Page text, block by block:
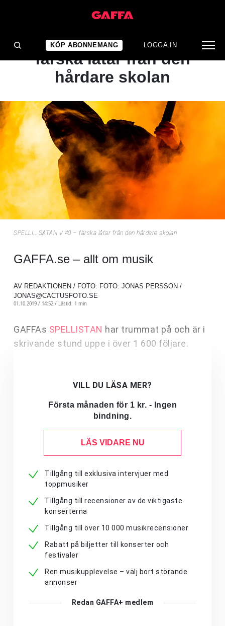
KÖP ABONNEMANG LOGGA IN
ARTIKEL
SPELLI...SATAN V 40 –
färska låtar från den
hårdare skolan
SPELLI...SATAN V 40 – färska låtar från den hårdare skolan
GAFFA.se – allt om musik
AV REDAKTIONEN / FOTO: FOTO: JONAS PERSSON /
JONAS@CACTUSFOTO.SE
01.10.2019 / 14:52 / Lästid: 1 min
GAFFAs SPELLISTAN har trummat på och är i
skrivande stund uppe i över 1 600 följare.
VILL DU LÄSA MER?
Första månaden för 1 kr. - Ingen
bindning.
LÄS VIDARE NU
Tillgång till exklusiva intervjuer med
toppmusiker
Tillgång till recensioner av de viktigaste
konserterna
Tillgång till över 10 000 musikrecensioner
Rabatt på biljetter till konserter och
festivaler
Ren musikupplevelse – välj bort störande
annonser
Redan GAFFA+ medlem